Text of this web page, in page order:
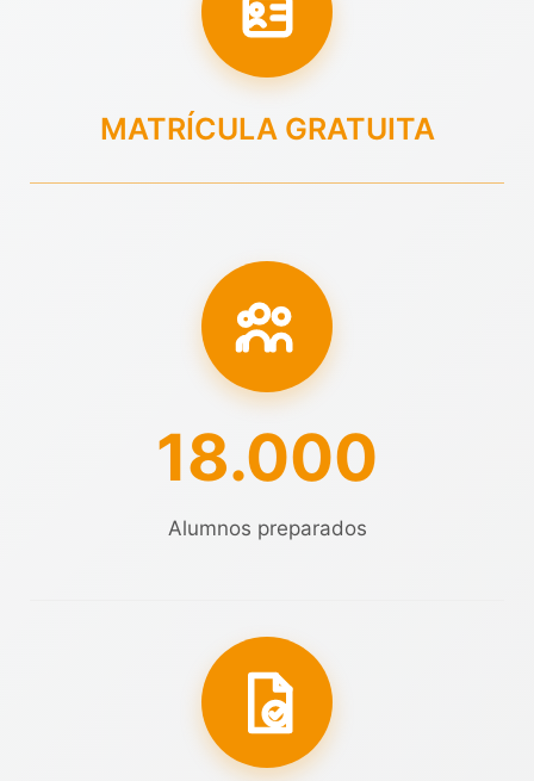
MATRÍCULA GRATUITA
18.000
Alumnos preparados